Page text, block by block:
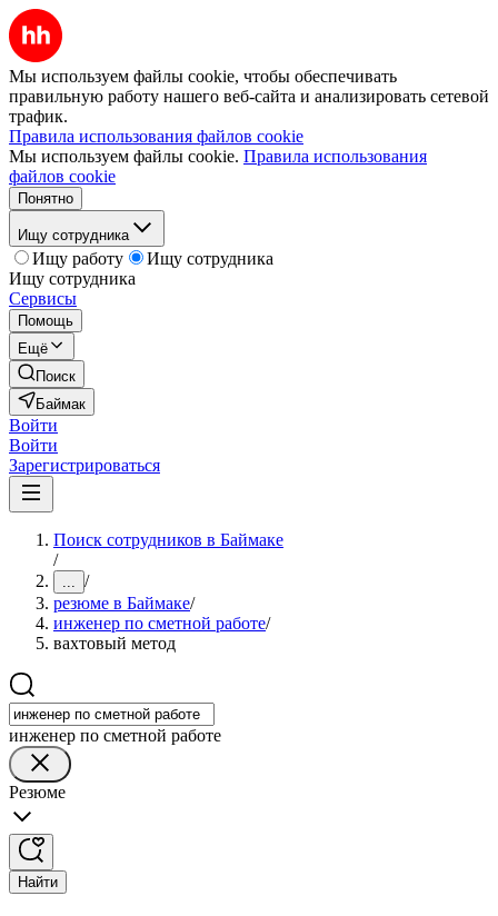
Мы используем файлы cookie, чтобы обеспечивать
правильную работу нашего веб-сайта и анализировать сетевой
трафик.
Правила использования файлов cookie
Мы используем файлы cookie. Правила использования
файлов cookie
Понятно
Ищу сотрудника
Ищу работу
Ищу сотрудника
Ищу сотрудника
Сервисы
Помощь
Ещё
Поиск
Баймак
Войти
Войти
Зарегистрироваться
Поиск сотрудников в Баймаке
/
... /
резюме в Баймаке/
инженер по сметной работе/
вахтовый метод
инженер по сметной работе
Резюме
Найти